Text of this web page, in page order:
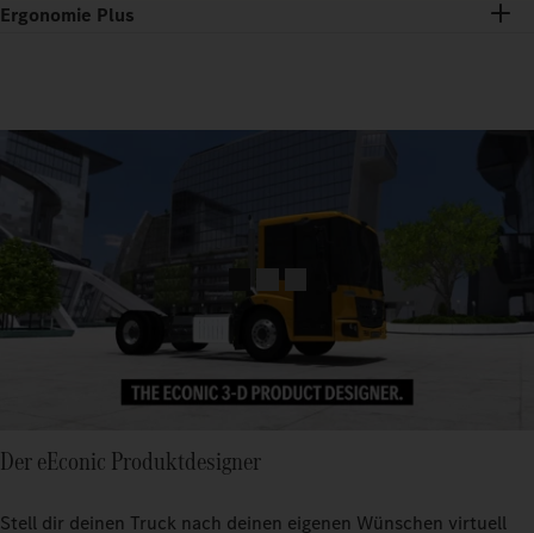
Ergonomie Plus
Der eEconic Produktdesigner
Stell dir deinen Truck nach deinen eigenen Wünschen virtuell